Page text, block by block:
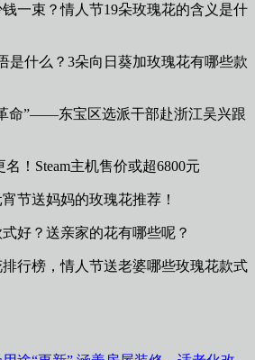
一束？情人节19朵玫瑰花的含义是什
是什么？3朵向日葵加玫瑰花有哪些款
命”​——东宝区选派干部赴浙江吴兴跟
！Steam主机售价或超6800元
节送妈妈的玫瑰花推荐！
好？送亲家的花有哪些呢？
行榜，情人节送老婆哪些玫瑰花款式